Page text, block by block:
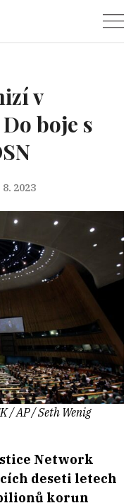
v
boje s
8. 2023
/ AP / Seth Wenig
Network
deseti letech
bilionů korun